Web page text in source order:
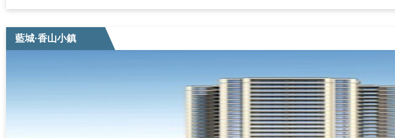
藍城·香山小鎮